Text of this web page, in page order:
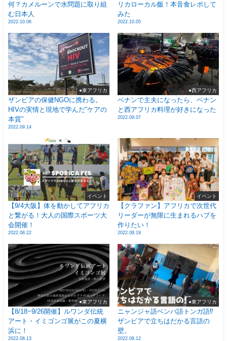
何？カメルーンで水問題に取り組
む日本人
2022.10.06
リカローカル飯！本音食レポして
みた
2022.10.05
●東アフリカ
ザンビアの保健NGOに携わる。
HIVの実情と現地で学んだ”ケアの
本質”
2022.09.14
●西アフリカ
ベナンで主夫になったら、ベナン
と西アフリカ料理が好きになった
2022.09.07
イベント
【9/4大阪】体を動かしてアフリカ
と繋がる！大人の国際スポーツ大
会開催！
2022.08.22
イベント
【クラファン】アフリカで次世代
リーダーが無限に生まれるハブを
作りたい！
2022.08.19
●東アフリカ
【8/18~9/26開催】ルワンダ伝統
アート・イミゴンゴ展がこの夏横
浜に！
2022.08.13
●東アフリカ
ニャンジャ語ベンバ語トンガ語⁉
ザンビアで立ちはだかる言語の
壁。
2022.08.12